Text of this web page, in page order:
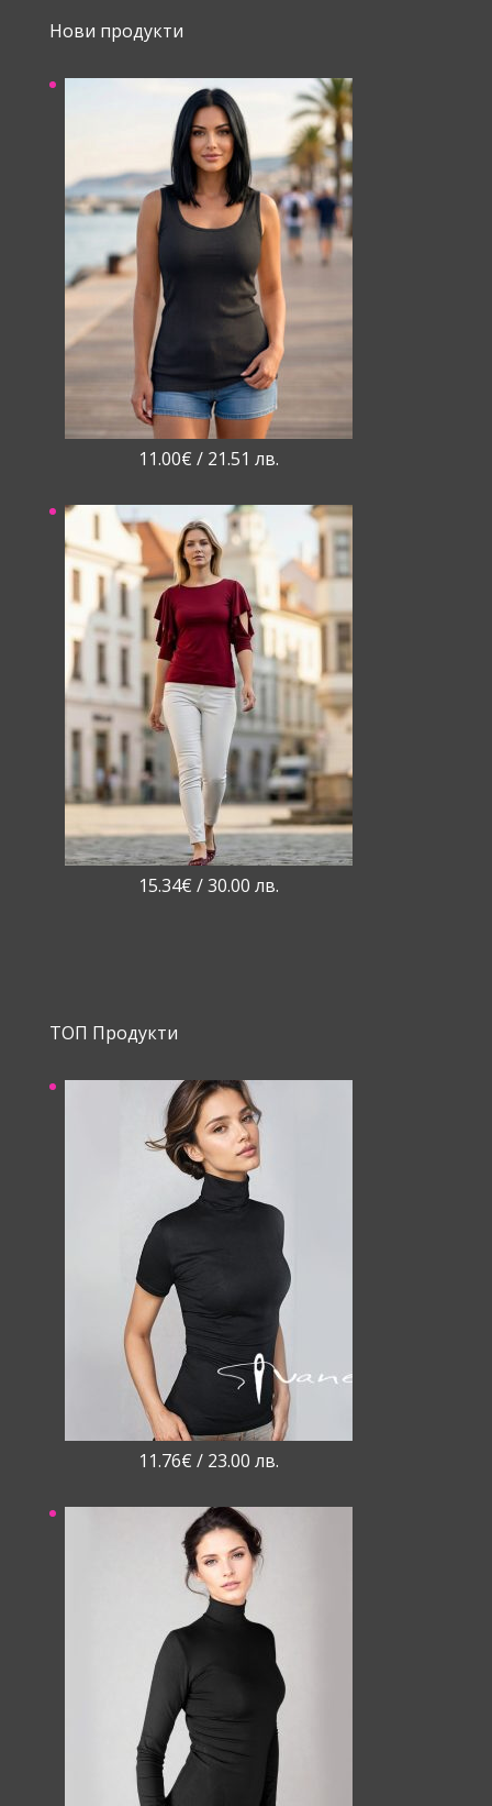
Нови продукти
11.00€ / 21.51 лв.
15.34€ / 30.00 лв.
ТОП Продукти
11.76€ / 23.00 лв.